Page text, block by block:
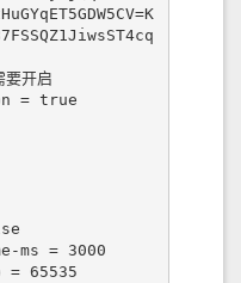
要开启
= true
ms = 3000
65535